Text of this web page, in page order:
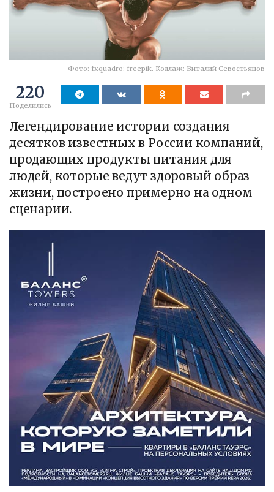
Фото: fxquadro: freepik. Коллаж: Виталий Севостьянов
220
Поделились
Легендирование истории создания
десятков известных в России компаний,
продающих продукты питания для
людей, которые ведут здоровый образ
жизни, построено примерно на одном
сценарии.